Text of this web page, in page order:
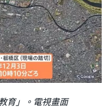
育」。電視畫面